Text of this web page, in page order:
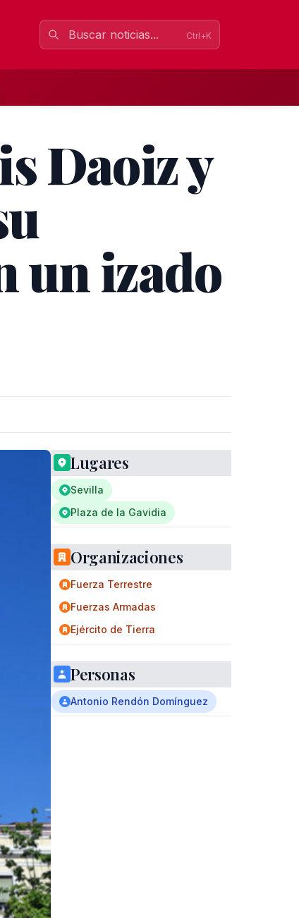
Ctrl+K
Daoiz y
un izado
Lugares
Sevilla
Plaza de la Gavidia
Organizaciones
Fuerza Terrestre
Fuerzas Armadas
Ejército de Tierra
Personas
Antonio Rendón Domínguez